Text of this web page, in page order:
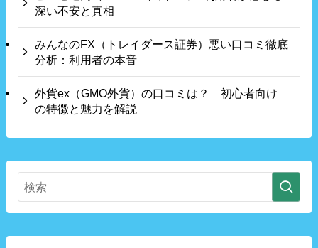
深い不安と真相
みんなのFX（トレイダース証券）悪い口コミ徹底
分析：利用者の本音
外貨ex（GMO外貨）の口コミは？ 初心者向け
の特徴と魅力を解説